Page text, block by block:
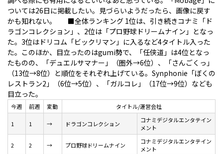
ついては26日に掲載したい。見づらいようだったら、画像に戻す
かも知れない。
■全体ランキング 1位は、引き続きコナミ「ド
ラゴンコレクション」、2位は「プロ野球ドリームナイン」となっ
た。3位はドリコム「ビックリマン」に入るなど4タイトル入った
た。このほか、目立ったのはgumi勢で、「任侠道」は4位となっ
たものの、「デュエルサマナー」（圏外→6位）、「さんごくっ」
（13位→8位）と順位をそれぞれ上げている。Synphonie「ぼくの
レストラン2」（6位→5位）、「ガルコレ」（17位→9位）なども
目立った。
今週 前週 変動 タイトル/運営会社
1 1 → ドラゴンコレクション
コナミデジタルエンタテイン
メント
2 2 → プロ野球ドリームナイン
コナミデジタルエンタテイン
メント